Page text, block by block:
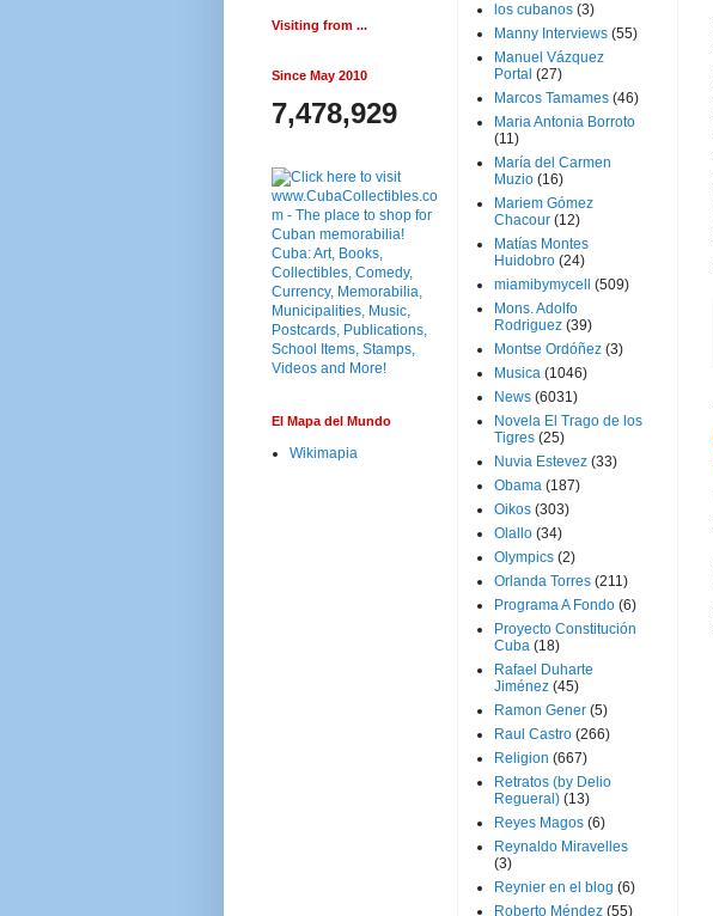
Visiting from ...
Since May 2010
7,478,929
El Mapa del Mundo
Wikimapia
los cubanos (3)
Manny Interviews (55)
Manuel Vázquez
Portal (27)
Marcos Tamames (46)
Maria Antonia Borroto
(11)
María del Carmen
Muzio (16)
Mariem Gómez
Chacour (12)
Matías Montes
Huidobro (24)
miamibymycell
(509)
Mons. Adolfo
Rodriguez (39)
Montse Ordóñez (3)
Musica (1046)
News (6031)
Novela El Trago de los
Tigres (25)
Nuvia Estevez (33)
Obama (187)
Oikos (303)
Olallo (34)
Olympics (2)
Orlanda Torres (211)
Programa A Fondo (6)
Proyecto Constitución
Cuba (18)
Rafael Duharte
Jiménez (45)
Ramon Gener (5)
Raul Castro (266)
Religion (667)
Retratos (by Delio
Regueral) (13)
Reyes Magos (6)
Reynaldo Miravelles
(3)
Reynier en el blog (6)
Roberto Méndez (55)